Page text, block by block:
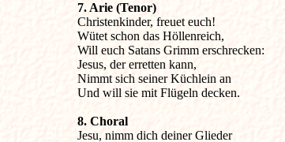
7. Arie (Tenor)
Christenkinder, freuet euch!
Wütet schon das Höllenreich,
Will euch Satans Grimm erschrecken:
Jesus, der erretten kann,
Nimmt sich seiner Küchlein an
Und will sie mit Flügeln decken.
8. Choral
Jesu, nimm dich deiner Glieder